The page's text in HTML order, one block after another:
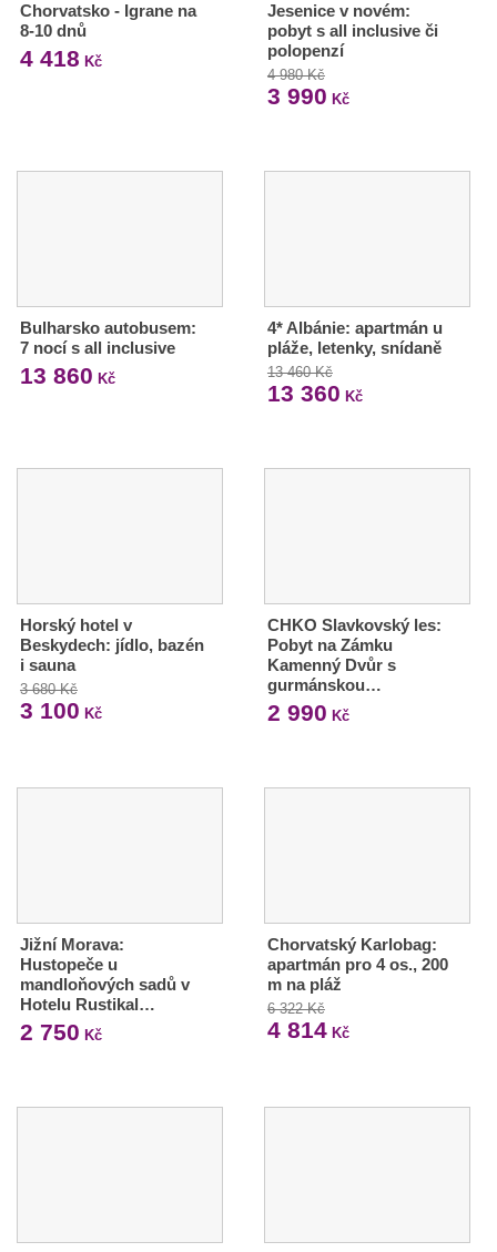
Chorvatsko - Igrane na
8-10 dnů
4 418 Kč
Jesenice v novém:
pobyt s all inclusive či
polopenzí
4 980 Kč
3 990 Kč
Bulharsko autobusem:
7 nocí s all inclusive
13 860 Kč
4* Albánie: apartmán u
pláže, letenky, snídaně
13 460 Kč
13 360 Kč
Horský hotel v
Beskydech: jídlo, bazén
i sauna
3 680 Kč
3 100 Kč
CHKO Slavkovský les:
Pobyt na Zámku
Kamenný Dvůr s
gurmánskou…
2 990 Kč
Jižní Morava:
Hustopeče u
mandloňových sadů v
Hotelu Rustikal…
2 750 Kč
Chorvatský Karlobag:
apartmán pro 4 os., 200
m na pláž
6 322 Kč
4 814Kč